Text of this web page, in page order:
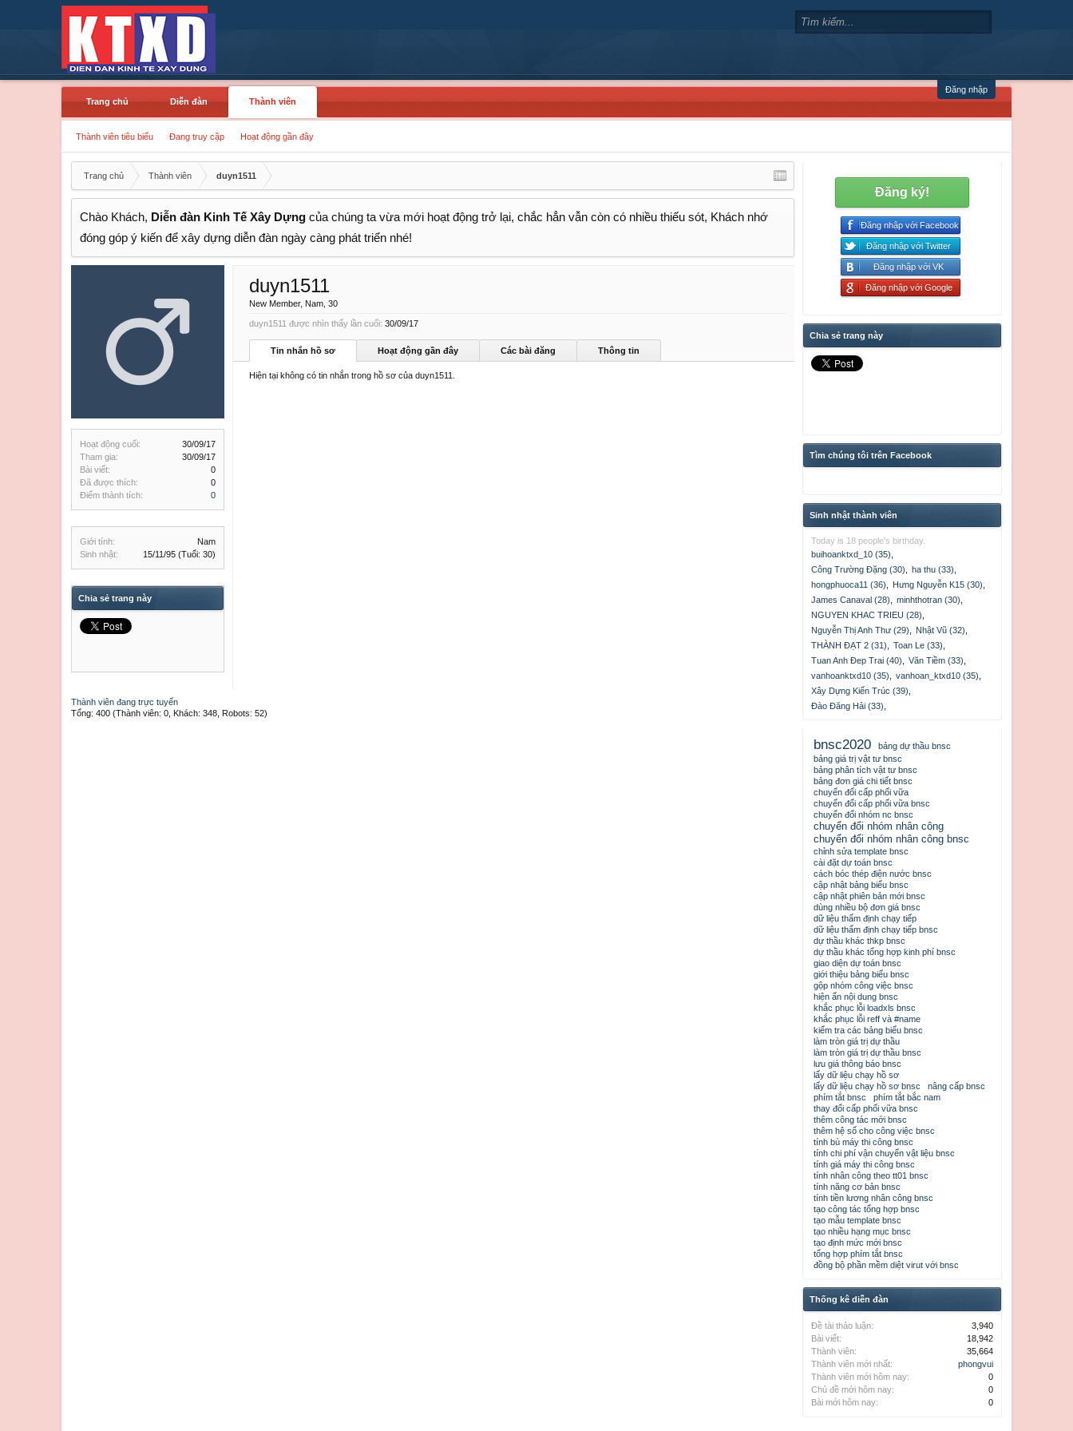
Đăng nhập
Trang chủ
Diễn đàn Thành viên
Thành viên tiêu biểu Đang truy cập Hoạt động gần đây
Trang chủ Thành viên duyn1511
Chào Khách, Diễn đàn Kinh Tế Xây Dựng của chúng ta vừa mới hoạt động trở lại, chắc hẳn vẫn còn có nhiều thiếu sót, Khách nhớ
đóng góp ý kiến để xây dựng diễn đàn ngày càng phát triển nhé!
Hoạt động cuối:
30/09/17
Tham gia:
30/09/17
Bài viết:
0
Đã được thích:
0
Điểm thành tích:
0
Giới tính:
Nam
Sinh nhật:
15/11/95 (Tuổi: 30)
Chia sẻ trang này
duyn1511
New Member, Nam, 30
duyn1511 được nhìn thấy lần cuối: 30/09/17
Tin nhắn hồ sơ Hoạt động gần đây Các bài đăng Thông tin
Hiện tại không có tin nhắn trong hồ sơ của duyn1511.
Thành viên đang trực tuyến
Tổng: 400 (Thành viên: 0, Khách: 348, Robots: 52)
Đăng ký!
Đăng nhập với Facebook
Đăng nhập với Twitter
Đăng nhập với VK
Đăng nhập với Google
Chia sẻ trang này
Tìm chúng tôi trên Facebook
Sinh nhật thành viên
Today is 18 people's birthday.
buihoanktxd_10 (35)
Công Trường Đặng (30)
ha thu (33)
hongphuoca11 (36)
Hưng Nguyễn K15 (30)
James Canaval (28)
minhthotran (30)
NGUYEN KHAC TRIEU (28)
Nguyễn Thị Anh Thư (29)
Nhật Vũ (32)
THÀNH ĐẠT 2 (31)
Toan Le (33)
Tuan Anh Đep Trai (40)
Văn Tiềm (33)
vanhoanktxd10 (35)
vanhoan_ktxd10 (35)
Xây Dựng Kiến Trúc (39)
Đào Đăng Hải (33)
bnsc2020
bảng dự thầu bnsc
bảng giá trị vật tư bnsc
bảng phân tích vật tư bnsc
bảng đơn giá chi tiết bnsc
chuyển đổi cấp phối vữa
chuyển đổi cấp phối vữa bnsc
chuyển đổi nhóm nc bnsc
chuyển đổi nhóm nhân công
chuyển đổi nhóm nhân công bnsc
chỉnh sửa template bnsc
cài đặt dự toán bnsc
cách bóc thép điện nước bnsc
cập nhật bảng biểu bnsc
cập nhật phiên bản mới bnsc
dùng nhiều bộ đơn giá bnsc
dữ liệu thẩm định chạy tiếp
dữ liệu thẩm định chạy tiếp bnsc
dự thầu khác thkp bnsc
dự thầu khác tổng hợp kinh phí bnsc
giao diện dự toán bnsc
giới thiệu bảng biểu bnsc
gộp nhóm công việc bnsc
hiện ẩn nội dung bnsc
khắc phục lỗi loadxls bnsc
khắc phục lỗi reff và #name
kiểm tra các bảng biểu bnsc
làm tròn giá trị dự thầu
làm tròn giá trị dự thầu bnsc
lưu giá thông báo bnsc
lấy dữ liệu chạy hồ sơ
lấy dữ liệu chạy hồ sơ bnsc
nâng cấp bnsc
phím tắt bnsc
phím tắt bắc nam
thay đổi cấp phối vữa bnsc
thêm công tác mới bnsc
thêm hệ số cho công việc bnsc
tính bù máy thi công bnsc
tính chi phí vận chuyển vật liệu bnsc
tính giá máy thi công bnsc
tính nhân công theo tt01 bnsc
tính năng cơ bản bnsc
tính tiền lương nhân công bnsc
tạo công tác tổng hợp bnsc
tạo mẫu template bnsc
tạo nhiều hạng mục bnsc
tạo định mức mới bnsc
tổng hợp phím tắt bnsc
đồng bộ phần mềm diệt virut với bnsc
Thống kê diễn đàn
Đề tài thảo luận:
3,940
Bài viết:
18,942
Thành viên:
35,664
Thành viên mới nhất:
phongvui
Thành viên mới hôm nay:
0
Chủ đề mới hôm nay:
0
Bài mới hôm nay:
0